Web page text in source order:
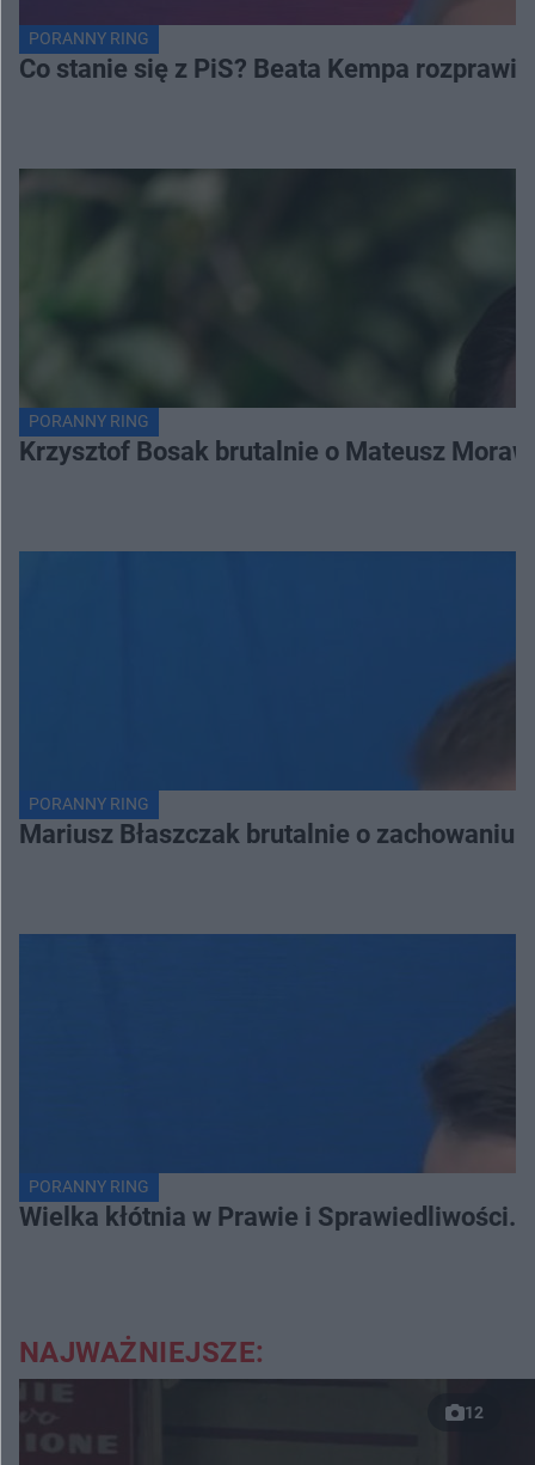
PORANNY RING
Co stanie się z PiS? Beata Kempa
PORANNY RING
Krzysztof Bosak brutalnie o Mateusz
PORANNY RING
Mariusz Błaszczak brutalnie o zachowaniu
PORANNY RING
Wielka kłótnia w Prawie i Sprawiedliwości.
NAJWAŻNIEJSZE:
12